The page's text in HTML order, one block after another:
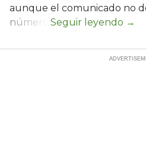
aunque el comunicado no
número.